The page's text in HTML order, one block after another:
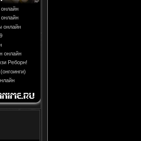
онлайн
онлайн
онлайн
онлайн
Реборн!